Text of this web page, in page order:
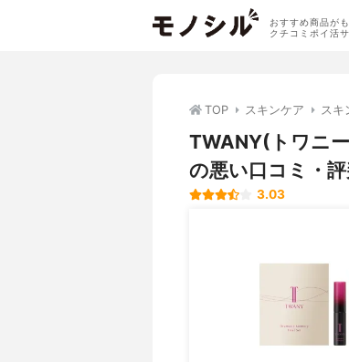
おすすめ商品が
クチコミポイ活
TOP スキンケア スキ
TWANY(トワニ
の悪い口コミ・
3.03